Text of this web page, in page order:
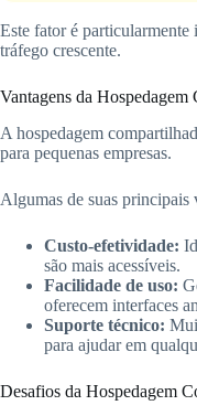
Este fator é particularmente
tráfego crescente.
Vantagens da Hospedagem
A hospedagem
para pequenas empresas.
Algumas de suas principais
Custo-efetividade:
são mais acessíveis.
Facilidade de uso:
oferecem interfaces
Suporte técnico:
para ajudar em
Desafios da Hospedagem